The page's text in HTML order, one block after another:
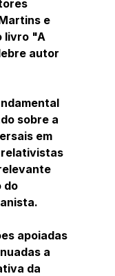
e
livro "A
autor
sobre a
em
do
apoiadas
a
da